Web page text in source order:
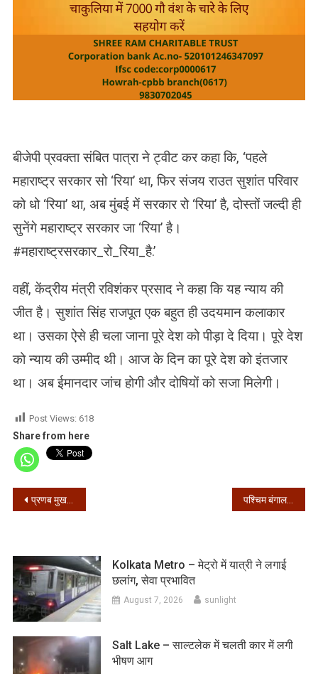
बीजेपी प्रवक्ता संबित पात्रा ने ट्वीट कर कहा कि, ‘पहले
महाराष्ट्र सरकार सो ‘रिया’ था, फिर संजय राउत सुशांत परिवार
को धो ‘रिया’ था, अब मुंबई में सरकार रो ‘रिया’ है, दोस्तों जल्दी ही
सुनेंगे महाराष्ट्र सरकार जा ‘रिया’ है।
#महाराष्ट्रसरकार_रो_रिया_है.’
वहीं, केंद्रीय मंत्री रविशंकर प्रसाद ने कहा कि यह न्याय की
जीत है। सुशांत सिंह राजपूत एक बहुत ही उदयमान कलाकार
था। उसका ऐसे ही चला जाना पूरे देश को पीड़ा दे दिया। पूरे देश
को न्याय की उम्मीद थी। आज के दिन का पूरे देश को इंतजार
था। अब ईमानदार जांच होगी और दोषियों को सजा मिलेगी।
Post Views: 618
Share from here
Post
प्रणब मुखर्जी के स्वास्थ्य में गिरावट, अब फेफड़ों में संक्रमण पश्चिम बंगाल – 24 घंटे में मिले 3169 संक्रमित, 53 की मौत
Kolkata Metro – मेट्रो में यात्री ने लगाई
छलांग, सेवा प्रभावित
August 7, 2026 sunlight
Salt Lake – साल्टलेक में चलती कार में लगी
भीषण आग